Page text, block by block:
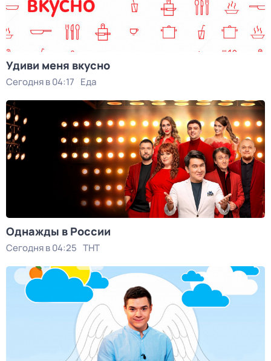
Удиви меня вкусно
Сегодня в 04:17 Еда
Однажды в России
Сегодня в 04:25 ТНТ